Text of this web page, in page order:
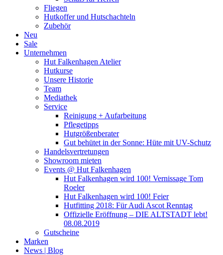
Fliegen
Hutkoffer und Hutschachteln
Zubehör
Neu
Sale
Unternehmen
Hut Falkenhagen Atelier
Hutkurse
Unsere Historie
Team
Mediathek
Service
Reinigung + Aufarbeitung
Pflegetipps
Hutgrößenberater
Gut behütet in der Sonne: Hüte mit UV-Schutz
Handelsvertretungen
Showroom mieten
Events @ Hut Falkenhagen
Hut Falkenhagen wird 100! Vernissage Tom
Roeler
Hut Falkenhagen wird 100! Feier
Hutfitting 2018: Für Audi Ascot Renntag
Offizielle Eröffnung – DIE ALTSTADT lebt!
08.08.2019
Gutscheine
Marken
News | Blog